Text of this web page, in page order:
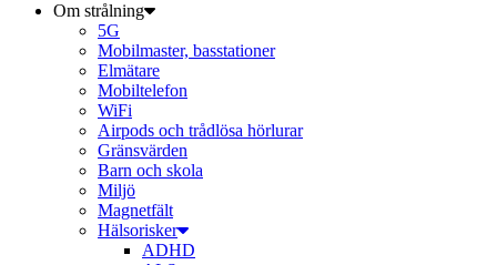
Om strålning
5G
Mobilmaster, basstationer
Elmätare
Mobiltelefon
WiFi
Airpods och trådlösa hörlurar
Gränsvärden
Barn och skola
Miljö
Magnetfält
Hälsorisker
ADHD